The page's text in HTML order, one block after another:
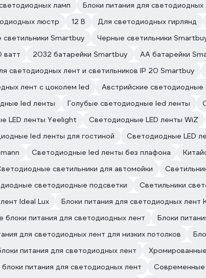
ламп Блоки питания для светодиодных
люстр 12 В Для светодиодных гирлянд
Smartbuy Черные светильники
ватт 2032 батарейки Smartbuy АА батарейки
светодиодных лент и светильников IP 20 Smartbuy
лент с цоколем led Австрийские светодиодные
led ленты Голубые светодиодные led ленты
LED ленты Yeelight Светодиодные LED ленты WiZ
led ленты для гостиной Светодиодные LED
Светодиодные led ленты без плафона
светильники для автомойки
светодиодные подсветки Светильники
Ideal Lux
Блоки питания для светодиодных лент
блоки питания для светодиодных лент
Блоки
для светодиодных лент для низких потолков
питания для светодиодных лент
питания для светодиодных лент Современные